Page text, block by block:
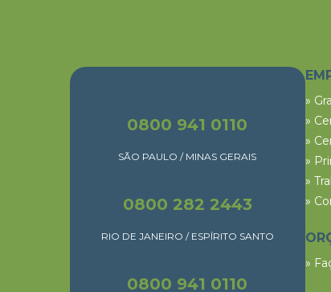
0800 941 0110
SÃO PAULO / MINAS GERAIS
0800 282 2443
RIO DE JANEIRO / ESPÍRITO SANTO
0800 941 0110
»
»
»
»
»
»
»